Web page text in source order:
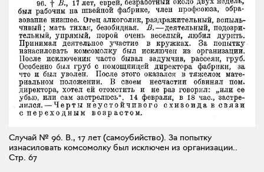
Случай № 96. В., 17 лет (самоубийство). За попытку
изнасиловать комсомолку был исключен из организации..
Стр. 67